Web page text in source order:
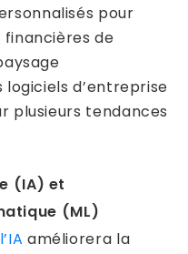
pour
de
logiciels d’entreprise
plusieurs tendances
(IA) et
(ML)
améliorera la